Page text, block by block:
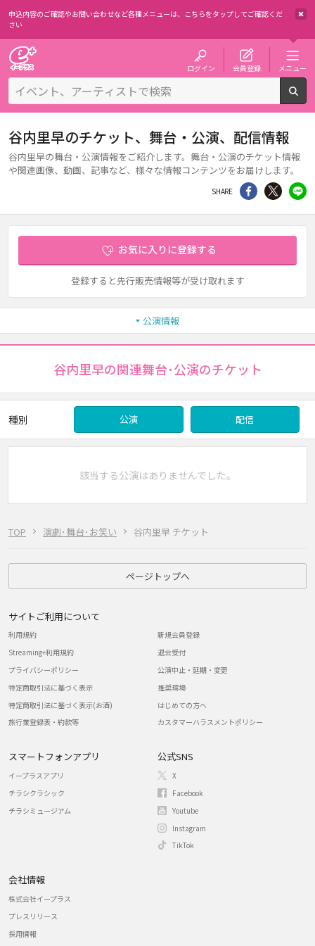
申込内容のご確認やお問い合わせなど各種メニューは、 こちらをタップしてご確認くだ
さい
ログイン 会員登録 メニュー
TOP 演劇･舞台･お笑い 谷内里早 チケット
谷内里早のチケット、舞台・公演、配信情報
谷内里早の舞台・公演情報をご紹介します。舞台・公演のチケット情報
や関連画像、動画、記事など、様々な情報コンテンツをお届けします。
SHARE シェア Twitter
お気に入りに登録する
登録すると先行販売情報等が受け取れます
公演情報
谷内里早の関連舞台･公演のチケット
種別 公演 配信
該当する公演はありませんでした。
ページトップへ
サイトご利用について
利用規約
Streaming+利用規約
プライバシーポリシー
特定商取引法に基づく表示
特定商取引法に基づく表示(お酒)
旅行業登録表・約款等
新規会員登録
退会受付
公演中止・延期・変更
推奨環境
はじめての方へ
カスタマーハラスメントポリシー
スマートフォンアプリ
イープラスアプリ
チラシクラシック
チラシミュージアム
公式SNS
X
Facebook
Youtube
Instagram
TikTok
会社情報
株式会社イープラス
プレスリリース
採用情報